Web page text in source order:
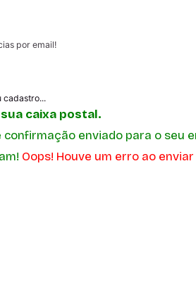
por email!
cadastro...
caixa postal.
enviado para o seu
Oops! Houve um erro ao